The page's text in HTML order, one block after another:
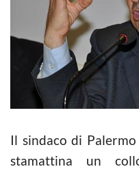
Il sindaco di
stamattina un